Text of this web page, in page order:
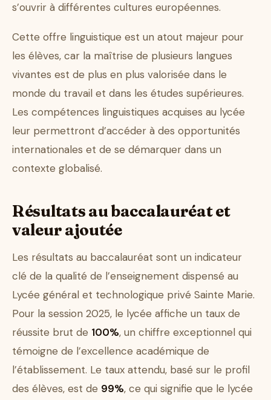
s’ouvrir à différentes cultures européennes.
Cette offre linguistique est un atout majeur pour
les élèves, car la maîtrise de plusieurs langues
vivantes est de plus en plus valorisée dans le
monde du travail et dans les études supérieures.
Les compétences linguistiques acquises au lycée
leur permettront d’accéder à des opportunités
internationales et de se démarquer dans un
contexte globalisé.
Résultats au baccalauréat et
valeur ajoutée
Les résultats au baccalauréat sont un indicateur
clé de la qualité de l’enseignement dispensé au
Lycée général et technologique privé Sainte Marie.
Pour la session 2025, le lycée affiche un taux de
réussite brut de 100%, un chiffre exceptionnel qui
témoigne de l’excellence académique de
l’établissement. Le taux attendu, basé sur le profil
des élèves, est de 99%, ce qui signifie que le lycée